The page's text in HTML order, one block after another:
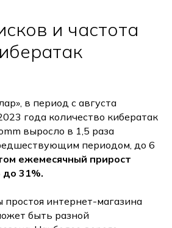
и частота
в период с августа
года количество кибератак
выросло в 1,5 раза
периодом, до 6
ежемесячный прирост
до 31%.
интернет-магазина
быть разной